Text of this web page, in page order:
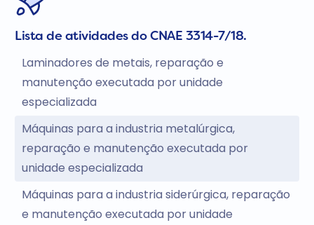
Lista de atividades do CNAE 3314-7/18.
Laminadores de metais, reparação e
manutenção executada por unidade
especializada
Máquinas para a industria metalúrgica,
reparação e manutenção executada por
unidade especializada
Máquinas para a industria siderúrgica, reparação
e manutenção executada por unidade